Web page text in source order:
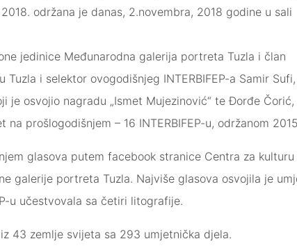
održana je danas, 2.novembra, 2018 godine u sali
jedinice Međunarodna galerija portreta Tuzla i član
Tuzla i selektor ovogodišnjeg INTERBIFEP-a Samir
je osvojio nagradu „Ismet Mujezinović“ te Đorđe
prošlogodišnjem – 16 INTERBIFEP-u, održanom
glasova putem facebook stranice Centra za kulturu
galerije portreta Tuzla. Najviše glasova osvojila je
u učestvovala sa četiri litografije.
43 zemlje svijeta sa 293 umjetnička djela.